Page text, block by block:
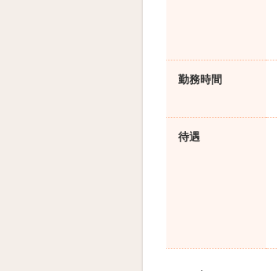
勤務時間
待遇